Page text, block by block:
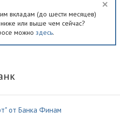
вкладам (до шести месяцев)
или выше чем сейчас?
можно здесь.
от Банка Финам